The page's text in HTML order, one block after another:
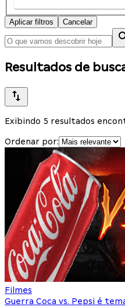
Aplicar filtros Cancelar
Resultados de
Exibindo 5 resultados
Ordenar por:
Filmes
Guerra Coca vs. Pepsi é